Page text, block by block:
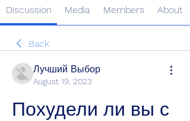
Discussion Media Members About
Back
Лучший Выбор
August 19, 2023
Похудели ли вы с